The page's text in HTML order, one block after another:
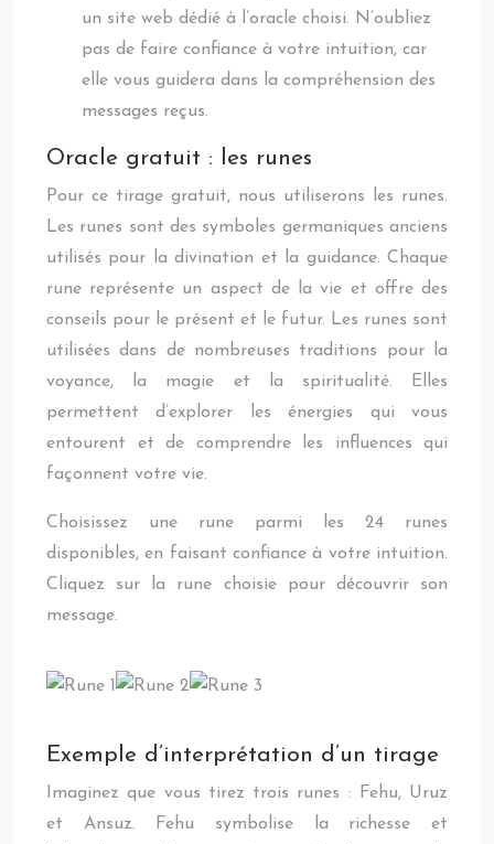
un site web dédié à l’oracle choisi. N’oubliez
pas de faire confiance à votre intuition, car
elle vous guidera dans la compréhension des
messages reçus.
Oracle gratuit : les runes
Pour ce tirage gratuit, nous utiliserons les runes.
Les runes sont des symboles germaniques anciens
utilisés pour la divination et la guidance. Chaque
rune représente un aspect de la vie et offre des
conseils pour le présent et le futur. Les runes sont
utilisées dans de nombreuses traditions pour la
voyance, la magie et la spiritualité. Elles
permettent d’explorer les énergies qui vous
entourent et de comprendre les influences qui
façonnent votre vie.
Choisissez une rune parmi les 24 runes
disponibles, en faisant confiance à votre intuition.
Cliquez sur la rune choisie pour découvrir son
message.
Exemple d’interprétation d’un tirage
Imaginez que vous tirez trois runes : Fehu, Uruz
et Ansuz. Fehu symbolise la richesse et